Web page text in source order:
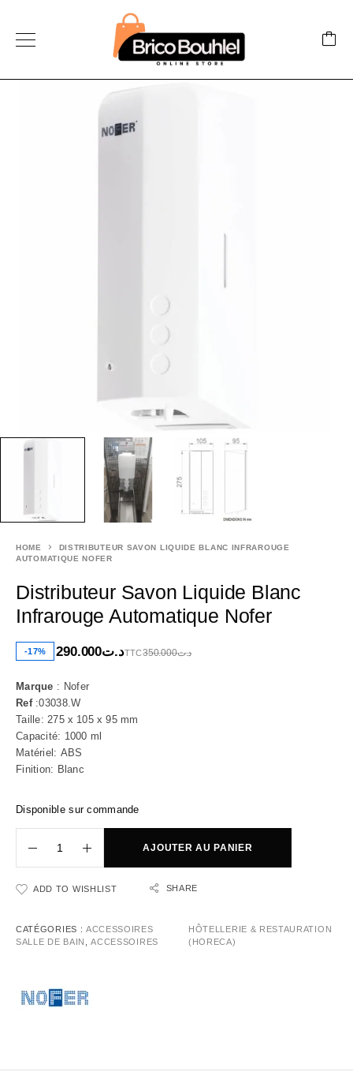
HOME
DISTRIBUTEUR SAVON LIQUIDE BLANC INFRAROUGE
AUTOMATIQUE NOFER
Distributeur Savon Liquide Blanc
Infrarouge Automatique Nofer
-17% د.ت350.000 د.ت290.000 TTC
Marque : Nofer
Ref :03038.W
Taille: 275 x 105 x 95 mm
Capacité: 1000 ml
Matériel: ABS
Finition: Blanc
Disponible sur commande
AJOUTER AU PANIER
ADD TO WISHLIST SHARE
CATÉGORIES : ACCESSOIRES
SALLE DE BAIN
,ACCESSOIRES
HÔTELLERIE & RESTAURATION
(HORECA)